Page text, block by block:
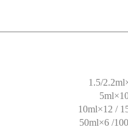
1.5/
10ml×12 /
50ml×6 /